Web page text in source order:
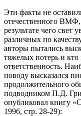
Эти факты не
отечественного ВМФ,
результате чего свет
различных по
авторы пытались
тяжелых потерь и
ответственность.
поводу высказался
продолжительного
подводником П.Д.
опубликовал книгу
1996, стр. 28-29):